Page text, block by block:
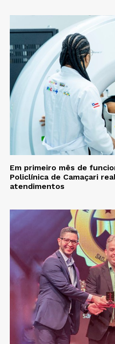
Em primeiro mês de
Policlínica de Camaçari
atendimentos